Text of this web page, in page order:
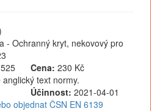
- Ochranný kryt, nekovový pro
Cena: 230 Kč
text normy.
Účinnost: 2021-04-01
objednat ČSN EN 6139